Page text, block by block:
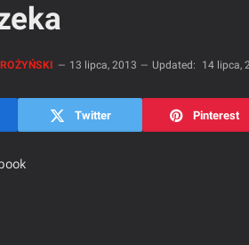
13 lipca, 2013 Updated: 14 lipca,
Twitter Pinterest